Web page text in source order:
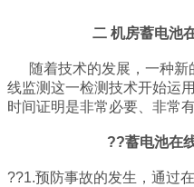
二 机房蓄电池
随着技术的发展，一种新
线监测这一检测技术开始运
时间证明是非常必要、非常
??蓄电池在
??1.预防事故的发生，通过